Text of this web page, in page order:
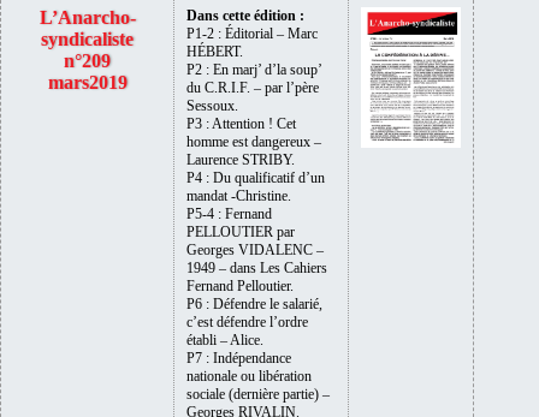
L’Anarcho-
syndicaliste
n°209
mars2019
Dans cette édition :
P1-2 : Éditorial – Marc
HÉBERT.
P2 : En marj’ d’la soup’
du C.R.I.F. – par l’père
Sessoux.
P3 : Attention ! Cet
homme est dangereux –
Laurence STRIBY.
P4 : Du qualificatif d’un
mandat -Christine.
P5-4 : Fernand
PELLOUTIER par
Georges VIDALENC –
1949 – dans Les Cahiers
Fernand Pelloutier.
P6 : Défendre le salarié,
c’est défendre l’ordre
établi – Alice.
P7 : Indépendance
nationale ou libération
sociale (dernière partie) –
Georges RIVALIN.